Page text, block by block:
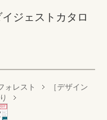
ジェストカタロ
ォレスト
［デザイン